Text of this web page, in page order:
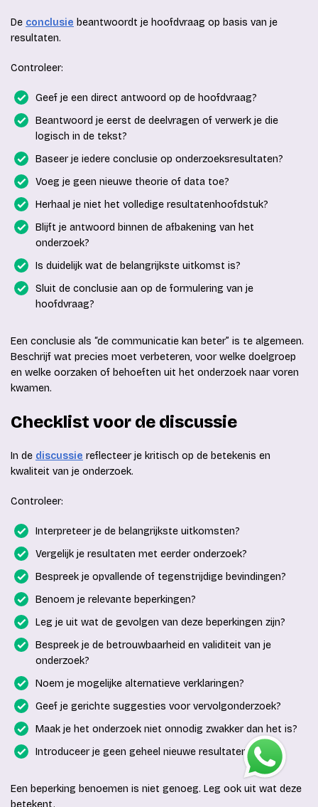
De conclusie beantwoordt je hoofdvraag op basis van je
resultaten.
Controleer:
Geef je een direct antwoord op de hoofdvraag?
Beantwoord je eerst de deelvragen of verwerk je die
logisch in de tekst?
Baseer je iedere conclusie op onderzoeksresultaten?
Voeg je geen nieuwe theorie of data toe?
Herhaal je niet het volledige resultatenhoofdstuk?
Blijft je antwoord binnen de afbakening van het
onderzoek?
Is duidelijk wat de belangrijkste uitkomst is?
Sluit de conclusie aan op de formulering van je
hoofdvraag?
Een conclusie als “de communicatie kan beter” is te algemeen.
Beschrijf wat precies moet verbeteren, voor welke doelgroep
en welke oorzaken of behoeften uit het onderzoek naar voren
kwamen.
Checklist voor de discussie
In de discussie reflecteer je kritisch op de betekenis en
kwaliteit van je onderzoek.
Controleer:
Interpreteer je de belangrijkste uitkomsten?
Vergelijk je resultaten met eerder onderzoek?
Bespreek je opvallende of tegenstrijdige bevindingen?
Benoem je relevante beperkingen?
Leg je uit wat de gevolgen van deze beperkingen zijn?
Bespreek je de betrouwbaarheid en validiteit van je
onderzoek?
Noem je mogelijke alternatieve verklaringen?
Geef je gerichte suggesties voor vervolgonderzoek?
Maak je het onderzoek niet onnodig zwakker dan het is?
Introduceer je geen geheel nieuwe resultaten?
Een beperking benoemen is niet genoeg. Leg ook uit wat deze
betekent.